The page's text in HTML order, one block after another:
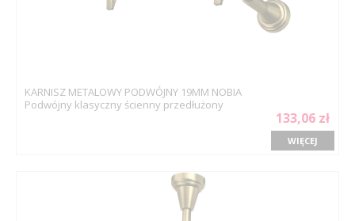
KARNISZ METALOWY PODWÓJNY 19MM NOBIA
Podwójny klasyczny ścienny przedłużony
133,06 zł
WIĘCEJ